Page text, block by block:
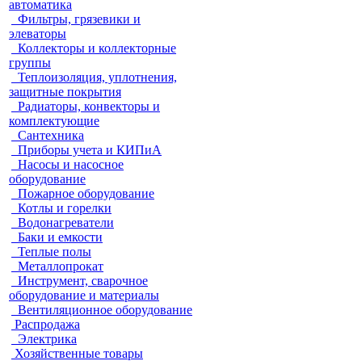
автоматика
Фильтры, грязевики и
элеваторы
Коллекторы и коллекторные
группы
Теплоизоляция, уплотнения,
защитные покрытия
Радиаторы, конвекторы и
комплектующие
Сантехника
Приборы учета и КИПиА
Насосы и насосное
оборудование
Пожарное оборудование
Котлы и горелки
Водонагреватели
Баки и емкости
Теплые полы
Металлопрокат
Инструмент, сварочное
оборудование и материалы
Вентиляционное оборудование
Распродажа
Электрика
Хозяйственные товары